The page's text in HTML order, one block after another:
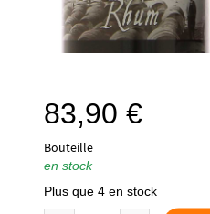
83,90 €
Bouteille
en stock
Plus que 4 en stock